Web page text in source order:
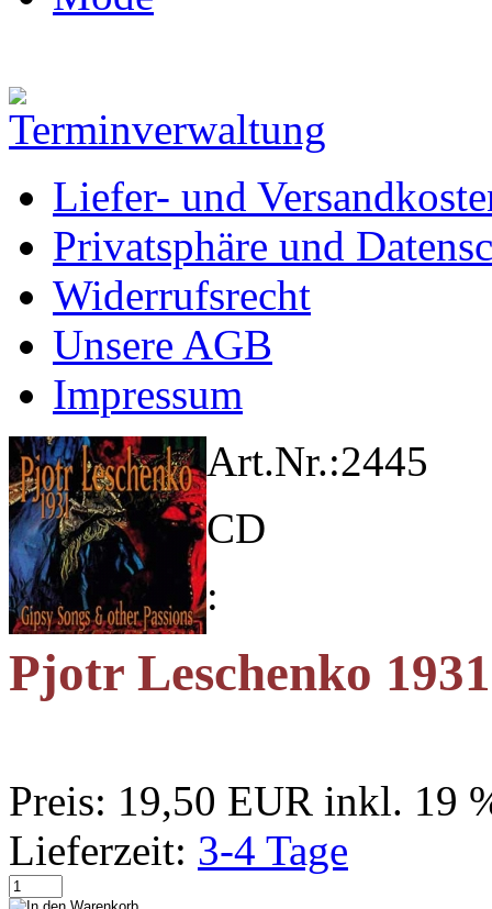
Liefer- und
Privatsphäre und
Widerrufsrecht
Unsere AGB
Impressum
Art.Nr.:2445
CD
:
Pjotr Leschenko
Preis: 19,50 EUR inkl. 19
Lieferzeit: 3-4 Tage